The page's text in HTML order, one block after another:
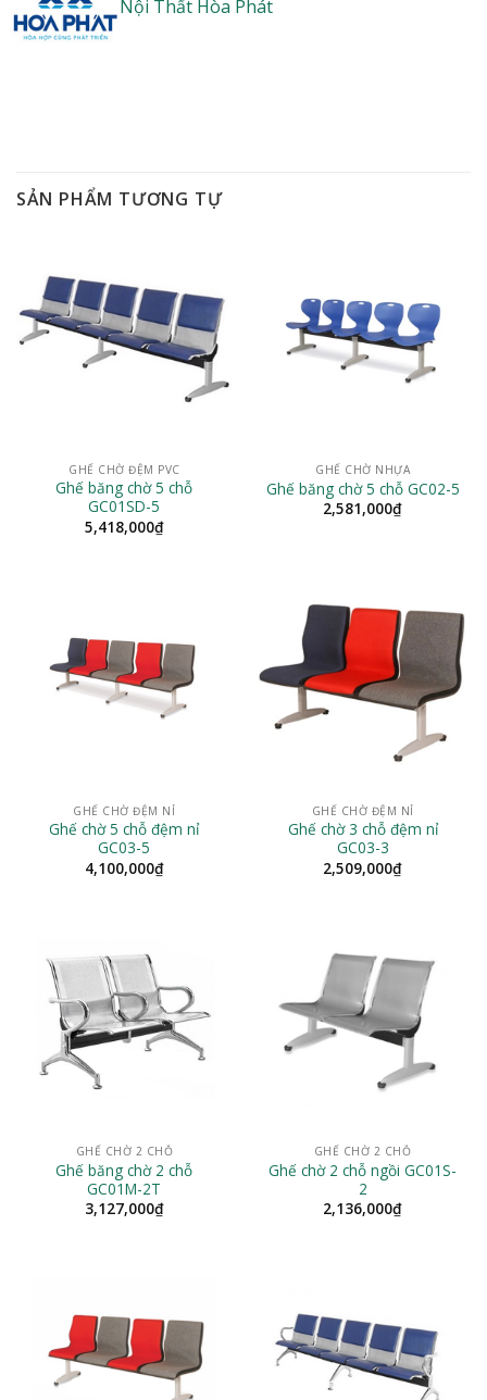
Nội Thất Hòa Phát
SẢN PHẨM TƯƠNG TỰ
GHẾ CHỜ ĐỆM PVC
Ghế băng chờ 5 chỗ
GC01SD-5
5,418,000₫
GHẾ CHỜ NHỰA
Ghế băng chờ 5 chỗ GC02-5
2,581,000₫
GHẾ CHỜ ĐỆM NỈ
Ghế chờ 5 chỗ đệm nỉ
GC03-5
4,100,000₫
GHẾ CHỜ ĐỆM NỈ
Ghế chờ 3 chỗ đệm nỉ
GC03-3
2,509,000₫
GHẾ CHỜ 2 CHỖ
Ghế băng chờ 2 chỗ
GC01M-2T
3,127,000₫
GHẾ CHỜ 2 CHỖ
Ghế chờ 2 chỗ ngồi GC01S-
2
2,136,000₫